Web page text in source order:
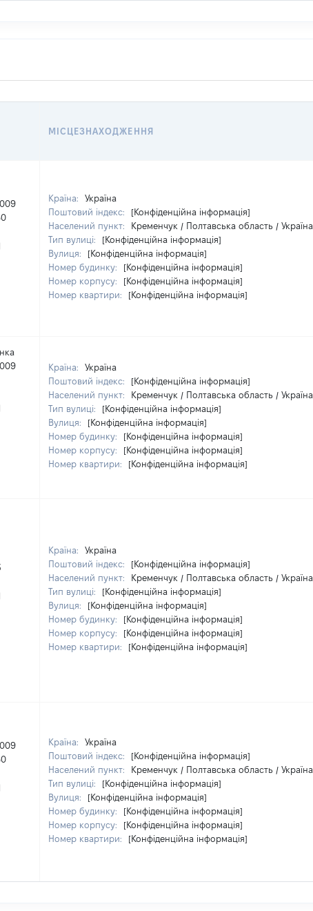
МІСЦЕЗНАХОДЖЕННЯ
Країна:
Україна
Поштовий індекс:
[Конфіденційна інформація]
Населений пункт:
Кременчук / Полтавська область / Україна
Тип вулиці:
[Конфіденційна інформація]
Вулиця:
[Конфіденційна інформація]
Номер будинку:
[Конфіденційна інформація]
Номер корпусу:
[Конфіденційна інформація]
Номер квартири:
[Конфіденційна інформація]
Країна:
Україна
Поштовий індекс:
[Конфіденційна інформація]
Населений пункт:
Кременчук / Полтавська область / Україна
Тип вулиці:
[Конфіденційна інформація]
Вулиця:
[Конфіденційна інформація]
Номер будинку:
[Конфіденційна інформація]
Номер корпусу:
[Конфіденційна інформація]
Номер квартири:
[Конфіденційна інформація]
Країна:
Україна
Поштовий індекс:
[Конфіденційна інформація]
Населений пункт:
Кременчук / Полтавська область / Україна
Тип вулиці:
[Конфіденційна інформація]
Вулиця:
[Конфіденційна інформація]
Номер будинку:
[Конфіденційна інформація]
Номер корпусу:
[Конфіденційна інформація]
Номер квартири:
[Конфіденційна інформація]
Країна:
Україна
Поштовий індекс:
[Конфіденційна інформація]
Населений пункт:
Кременчук / Полтавська область / Україна
Тип вулиці:
[Конфіденційна інформація]
Вулиця:
[Конфіденційна інформація]
Номер будинку:
[Конфіденційна інформація]
Номер корпусу:
[Конфіденційна інформація]
Номер квартири:
[Конфіденційна інформація]